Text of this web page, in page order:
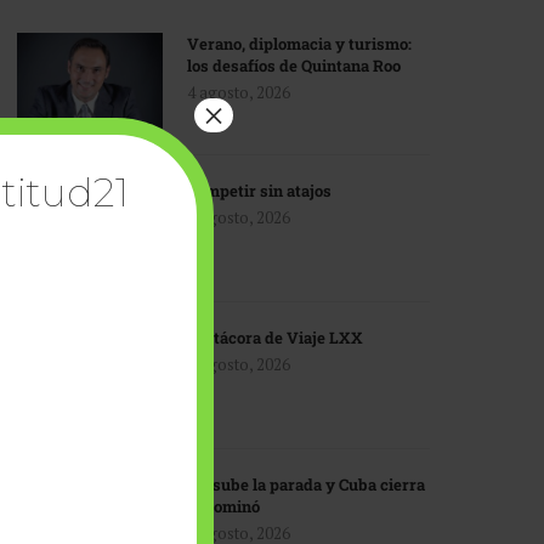
Verano, diplomacia y turismo:
los desafíos de Quintana Roo
4 agosto, 2026
Competir sin atajos
4 agosto, 2026
Bitácora de Viaje LXX
3 agosto, 2026
EU sube la parada y Cuba cierra
el dominó
3 agosto, 2026
×